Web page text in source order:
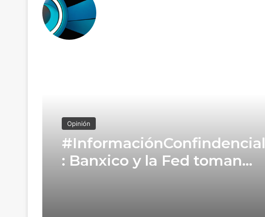
Opinión
#InformaciónConfindencial
: Banxico y la Fed toman